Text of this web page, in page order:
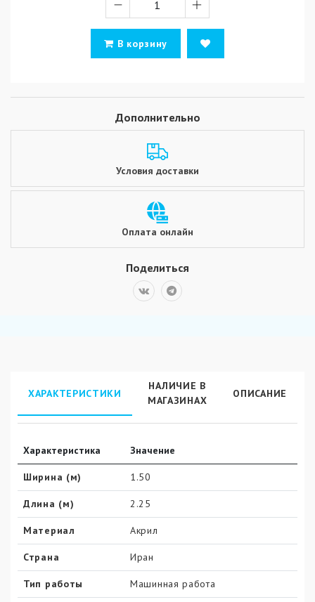
В корзину
Дополнительно
Условия доставки
Оплата онлайн
Поделиться
ХАРАКТЕРИСТИКИ
НАЛИЧИЕ В
МАГАЗИНАХ
ОПИСАНИЕ
Характеристика Значение
Ширина (м) 1.50
Длина (м) 2.25
Материал Акрил
Страна Иран
Тип работы Машинная работа